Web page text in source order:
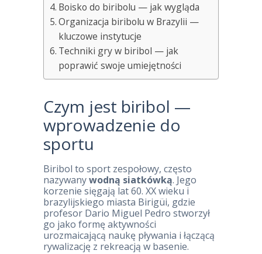
Boisko do biribolu — jak wygląda
Organizacja biribolu w Brazylii —
kluczowe instytucje
Techniki gry w biribol — jak
poprawić swoje umiejętności
Czym jest biribol —
wprowadzenie do
sportu
Biribol to sport zespołowy, często
nazywanywodną siatkówką. Jego
korzenie sięgają lat 60. XX wieku i
brazylijskiego miasta Birigüi, gdzie
profesor Dario Miguel Pedro stworzył
go jako formę aktywności
urozmaicającą naukę pływania i łączącą
rywalizację z rekreacją w basenie.